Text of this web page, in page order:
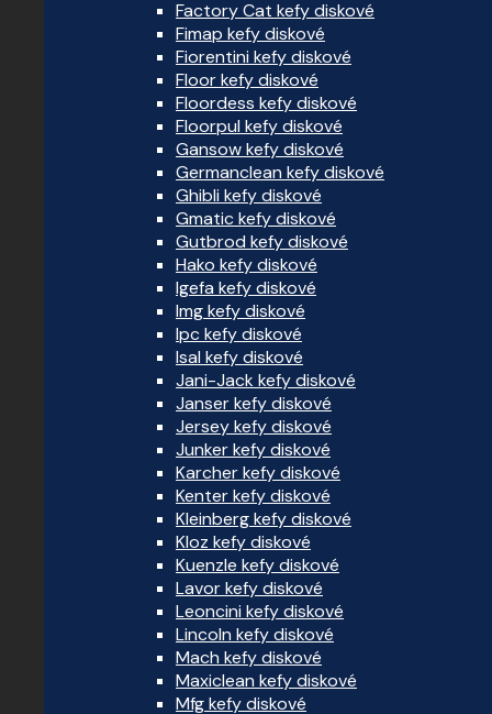
Factory Cat kefy diskové
Fimap kefy diskové
Fiorentini kefy diskové
Floor kefy diskové
Floordess kefy diskové
Floorpul kefy diskové
Gansow kefy diskové
Germanclean kefy diskové
Ghibli kefy diskové
Gmatic kefy diskové
Gutbrod kefy diskové
Hako kefy diskové
Igefa kefy diskové
Img kefy diskové
Ipc kefy diskové
Isal kefy diskové
Jani-Jack kefy diskové
Janser kefy diskové
Jersey kefy diskové
Junker kefy diskové
Karcher kefy diskové
Kenter kefy diskové
Kleinberg kefy diskové
Kloz kefy diskové
Kuenzle kefy diskové
Lavor kefy diskové
Leoncini kefy diskové
Lincoln kefy diskové
Mach kefy diskové
Maxiclean kefy diskové
Mfg kefy diskové